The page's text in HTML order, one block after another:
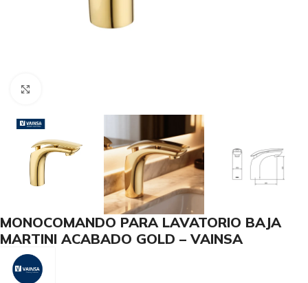
MONOCOMANDO PARA LAVATORIO BAJA
MARTINI ACABADO GOLD – VAINSA